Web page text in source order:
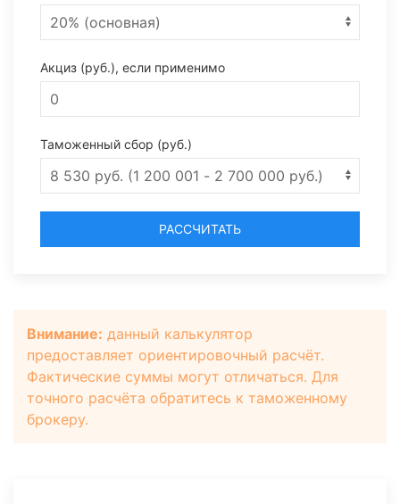
Акциз (руб.), если применимо
Таможенный сбор (руб.)
РАССЧИТАТЬ
Внимание: данный калькулятор
предоставляет ориентировочный расчёт.
Фактические суммы могут отличаться. Для
точного расчёта обратитесь к таможенному
брокеру.